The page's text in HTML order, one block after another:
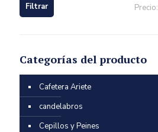
Filtrar Precio:
Categorías del producto
Cafetera Ariete
candelabros
Cepillos y Peines